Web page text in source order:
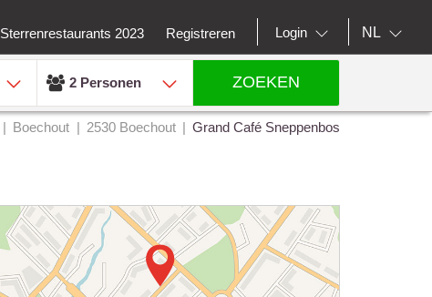
Sterrenrestaurants 2023 Registreren Login NL
2 Personen ZOEKEN
Boechout 2530 Boechout Grand Café Sneppenbos